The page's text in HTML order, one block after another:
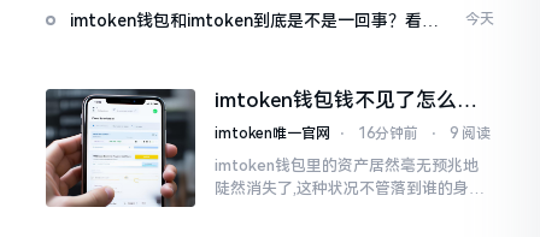
imtoken钱包和imtoken到底是不是一回事？看完
今天
imtoken钱包钱不见了怎么
办？老用户手把手教你找回
imtoken唯一官网 ⋅ 16分钟前 ⋅ 9 阅读
imtoken钱包里的资产居然毫无预兆地
陡然消失了,这种状况不管落到谁的身上,